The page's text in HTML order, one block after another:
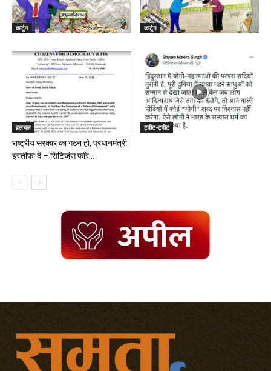
कार्टून कार्टून
हलचल
राष्ट्रीय सरकार का गठन हो, प्रधानमंत्री
इस्तीफा दें – सिटिजंस फॉर...
ट्वीट-ट्वीट